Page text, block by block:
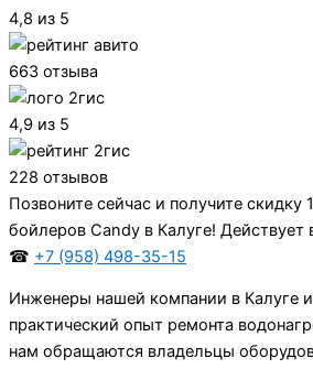
4,8 из 5
663 отзыва
4,9 из 5
228 отзывов
Позвоните сейчас и получите скидку
бойлеров Candy в Калуге! Действует
☎ +7 (958) 498-35-15
Инженеры нашей компании в Калуге
практический опыт ремонта
нам обращаются владельцы